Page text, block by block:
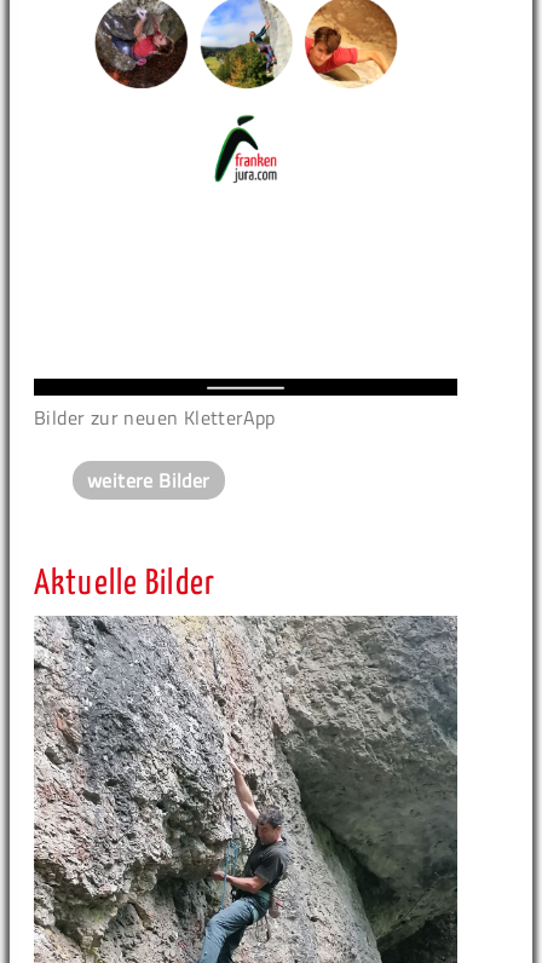
Bilder zur neuen KletterApp
weitere Bilder
Aktuelle Bilder